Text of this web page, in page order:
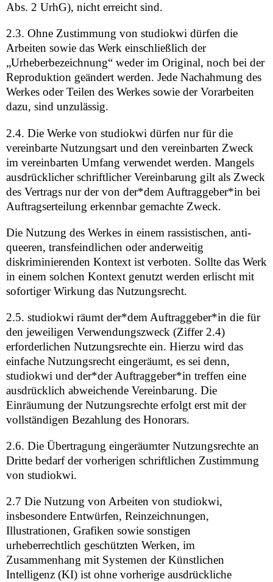
Abs. 2 UrhG), nicht erreicht sind.
2.3. Ohne Zustimmung von studiokwi dürfen die
Arbeiten sowie das Werk einschließlich der
„Urheberbezeichnung“ weder im Original, noch bei der
Reproduktion geändert werden. Jede Nachahmung des
Werkes oder Teilen des Werkes sowie der Vorarbeiten
dazu, sind unzulässig.
2.4. Die Werke von studiokwi dürfen nur für die
vereinbarte Nutzungsart und den vereinbarten Zweck
im vereinbarten Umfang verwendet werden. Mangels
ausdrücklicher schriftlicher Vereinbarung gilt als Zweck
des Vertrags nur der von der*dem Auftraggeber*in bei
Auftragserteilung erkennbar gemachte Zweck.
Die Nutzung des Werkes in einem rassistischen, anti-
queeren, transfeindlichen oder anderweitig
diskriminierenden Kontext ist verboten. Sollte das Werk
in einem solchen Kontext genutzt werden erlischt mit
sofortiger Wirkung das Nutzungsrecht.
2.5. studiokwi räumt der*dem Auftraggeber*in die für
den jeweiligen Verwendungszweck (Ziffer 2.4)
erforderlichen Nutzungsrechte ein. Hierzu wird das
einfache Nutzungsrecht eingeräumt, es sei denn,
studiokwi und der*der Auftraggeber*in treffen eine
ausdrücklich abweichende Vereinbarung. Die
Einräumung der Nutzungsrechte erfolgt erst mit der
vollständigen Bezahlung des Honorars.
2.6. Die Übertragung eingeräumter Nutzungsrechte an
Dritte bedarf der vorherigen schriftlichen Zustimmung
von studiokwi.
2.7 Die Nutzung von Arbeiten von studiokwi,
insbesondere Entwürfen, Reinzeichnungen,
Illustrationen, Grafiken sowie sonstigen
urheberrechtlich geschützten Werken, im
Zusammenhang mit Systemen der Künstlichen
Intelligenz (KI) ist ohne vorherige ausdrückliche